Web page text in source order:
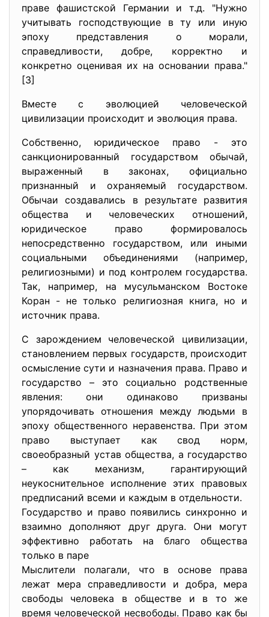
праве фашистской Германии и т.д. "Нужно
учитывать господствующие в ту или иную
эпоху представления о морали,
справедливости, добре, корректно и
конкретно оценивая их на основании права."
[3]
Вместе с эволюцией человеческой
цивилизации происходит и эволюция права.
Собственно, юридическое право - это
санкционированный государством обычай,
выраженный в законах, официально
признанный и охраняемый государством.
Обычаи создавались в результате развития
общества и человеческих отношений,
юридическое право формировалось
непосредственно государством, или иными
социальными объединениями (например,
религиозными) и под контролем государства.
Так, например, на мусульманском Востоке
Коран - не только религиозная книга, но и
источник права.
С зарождением человеческой цивилизации,
становлением первых государств, происходит
осмысление сути и назначения права. Право и
государство – это социально родственные
явления: они одинаково призваны
упорядочивать отношения между людьми в
эпоху общественного неравенства. При этом
право выступает как свод норм,
своеобразный устав общества, а государство
– как механизм, гарантирующий
неукоснительное исполнение этих правовых
предписаний всеми и каждым в отдельности.
Государство и право появились синхронно и
взаимно дополняют друг друга. Они могут
эффективно работать на благо общества
только в паре
Мыслители полагали, что в основе права
лежат мера справедливости и добра, мера
свободы человека в обществе и в то же
время человеческой несвободы. Право как бы